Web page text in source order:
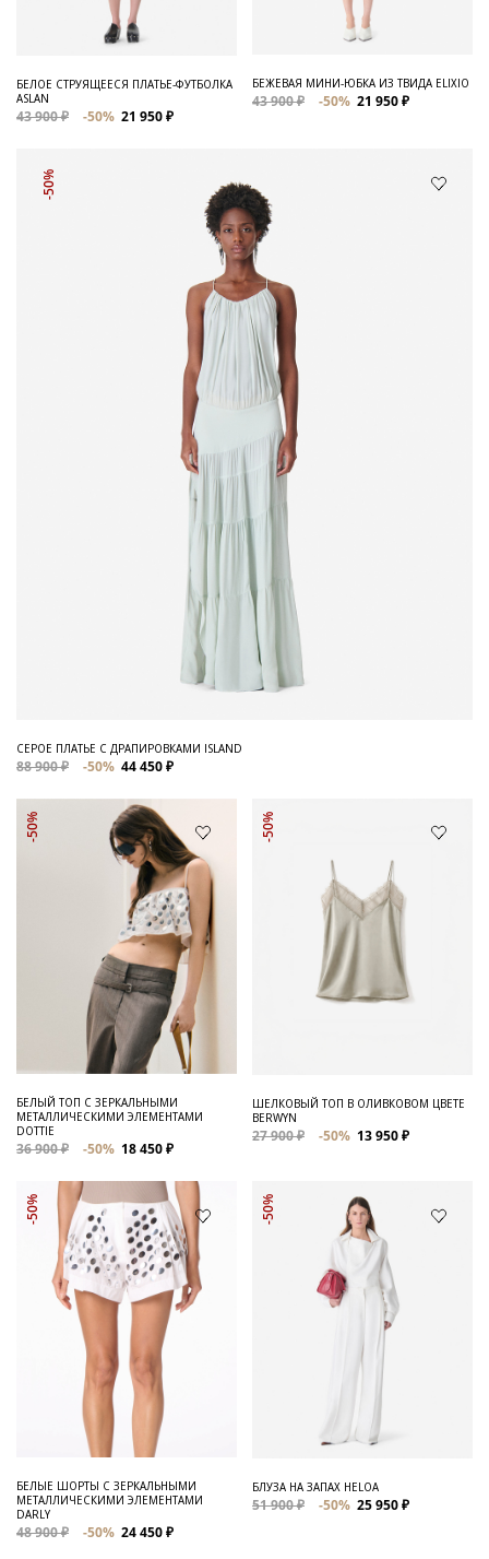
БЕЛОЕ СТРУЯЩЕЕСЯ ПЛАТЬЕ-ФУТБОЛКА
ASLAN
43 900 ₽ -50% 21 950 ₽
БЕЖЕВАЯ МИНИ-ЮБКА ИЗ ТВИДА ELIXIO
43 900 ₽ -50% 21 950 ₽
-50%
СЕРОЕ ПЛАТЬЕ С ДРАПИРОВКАМИ ISLAND
88 900 ₽ -50% 44 450 ₽
-50%
БЕЛЫЙ ТОП С ЗЕРКАЛЬНЫМИ
МЕТАЛЛИЧЕСКИМИ ЭЛЕМЕНТАМИ
DOTTIE
36 900 ₽ -50% 18 450 ₽
-50%
ШЕЛКОВЫЙ ТОП В ОЛИВКОВОМ ЦВЕТЕ
BERWYN
27 900 ₽ -50% 13 950 ₽
-50%
БЕЛЫЕ ШОРТЫ С ЗЕРКАЛЬНЫМИ
МЕТАЛЛИЧЕСКИМИ ЭЛЕМЕНТАМИ
DARLY
48 900 ₽ -50% 24 450 ₽
-50%
БЛУЗА НА ЗАПАХ HELOA
51 900 ₽ -50% 25 950 ₽